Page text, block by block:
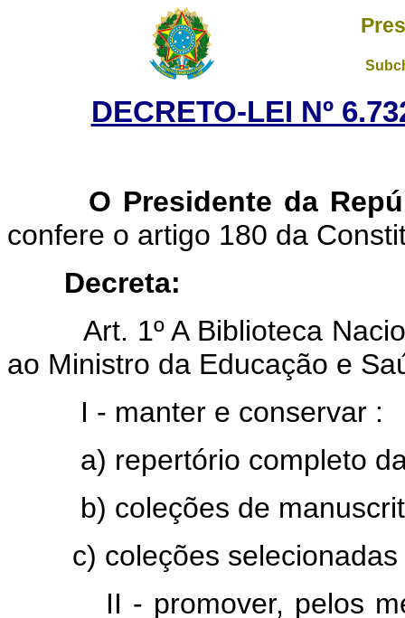
DECRETO-LEI Nº
O Presidente da
confere o artigo 180 da
Decreta:
Art. 1º A Biblioteca
ao Ministro da Educação e
I - manter e conservar :
a) repertório completo
b) coleções de
c) coleções selecionadas
II - promover, pelos